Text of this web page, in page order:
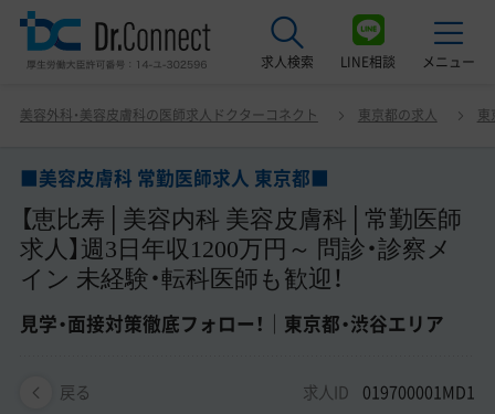
求人検索 LINE相談 メニュー
美容クリニック見学ご希望の方はこちら
サービス紹介
ドクターコネクトの強み
エージェント紹介
常勤求人一覧
美容外科・美容皮膚科の医師求人ドクターコネクト 東京都の求人 東
■美容皮膚科 常勤医師求人 東京都■
【恵比寿│美容内科 美容皮膚科│常勤医師
求人】週3日年収1200万円～ 問診・診察メ
イン 未経験・転科医師も歓迎！
見学・面接対策徹底フォロー！｜東京都・渋谷エリア
戻る 求人ID 019700001MD1
■美容皮膚科 常勤医師求人 東京都■ 【恵比寿│美容内科
美容皮膚科│常勤医師求人】週3日年収1200万円～ 問診・
ォロー！｜東京都・渋谷エリア